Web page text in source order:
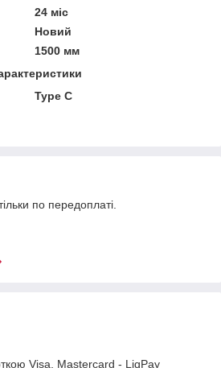
24 міс
Новий
1500 мм
Type C
по передоплаті.
Visa, Mastercard - LiqPay